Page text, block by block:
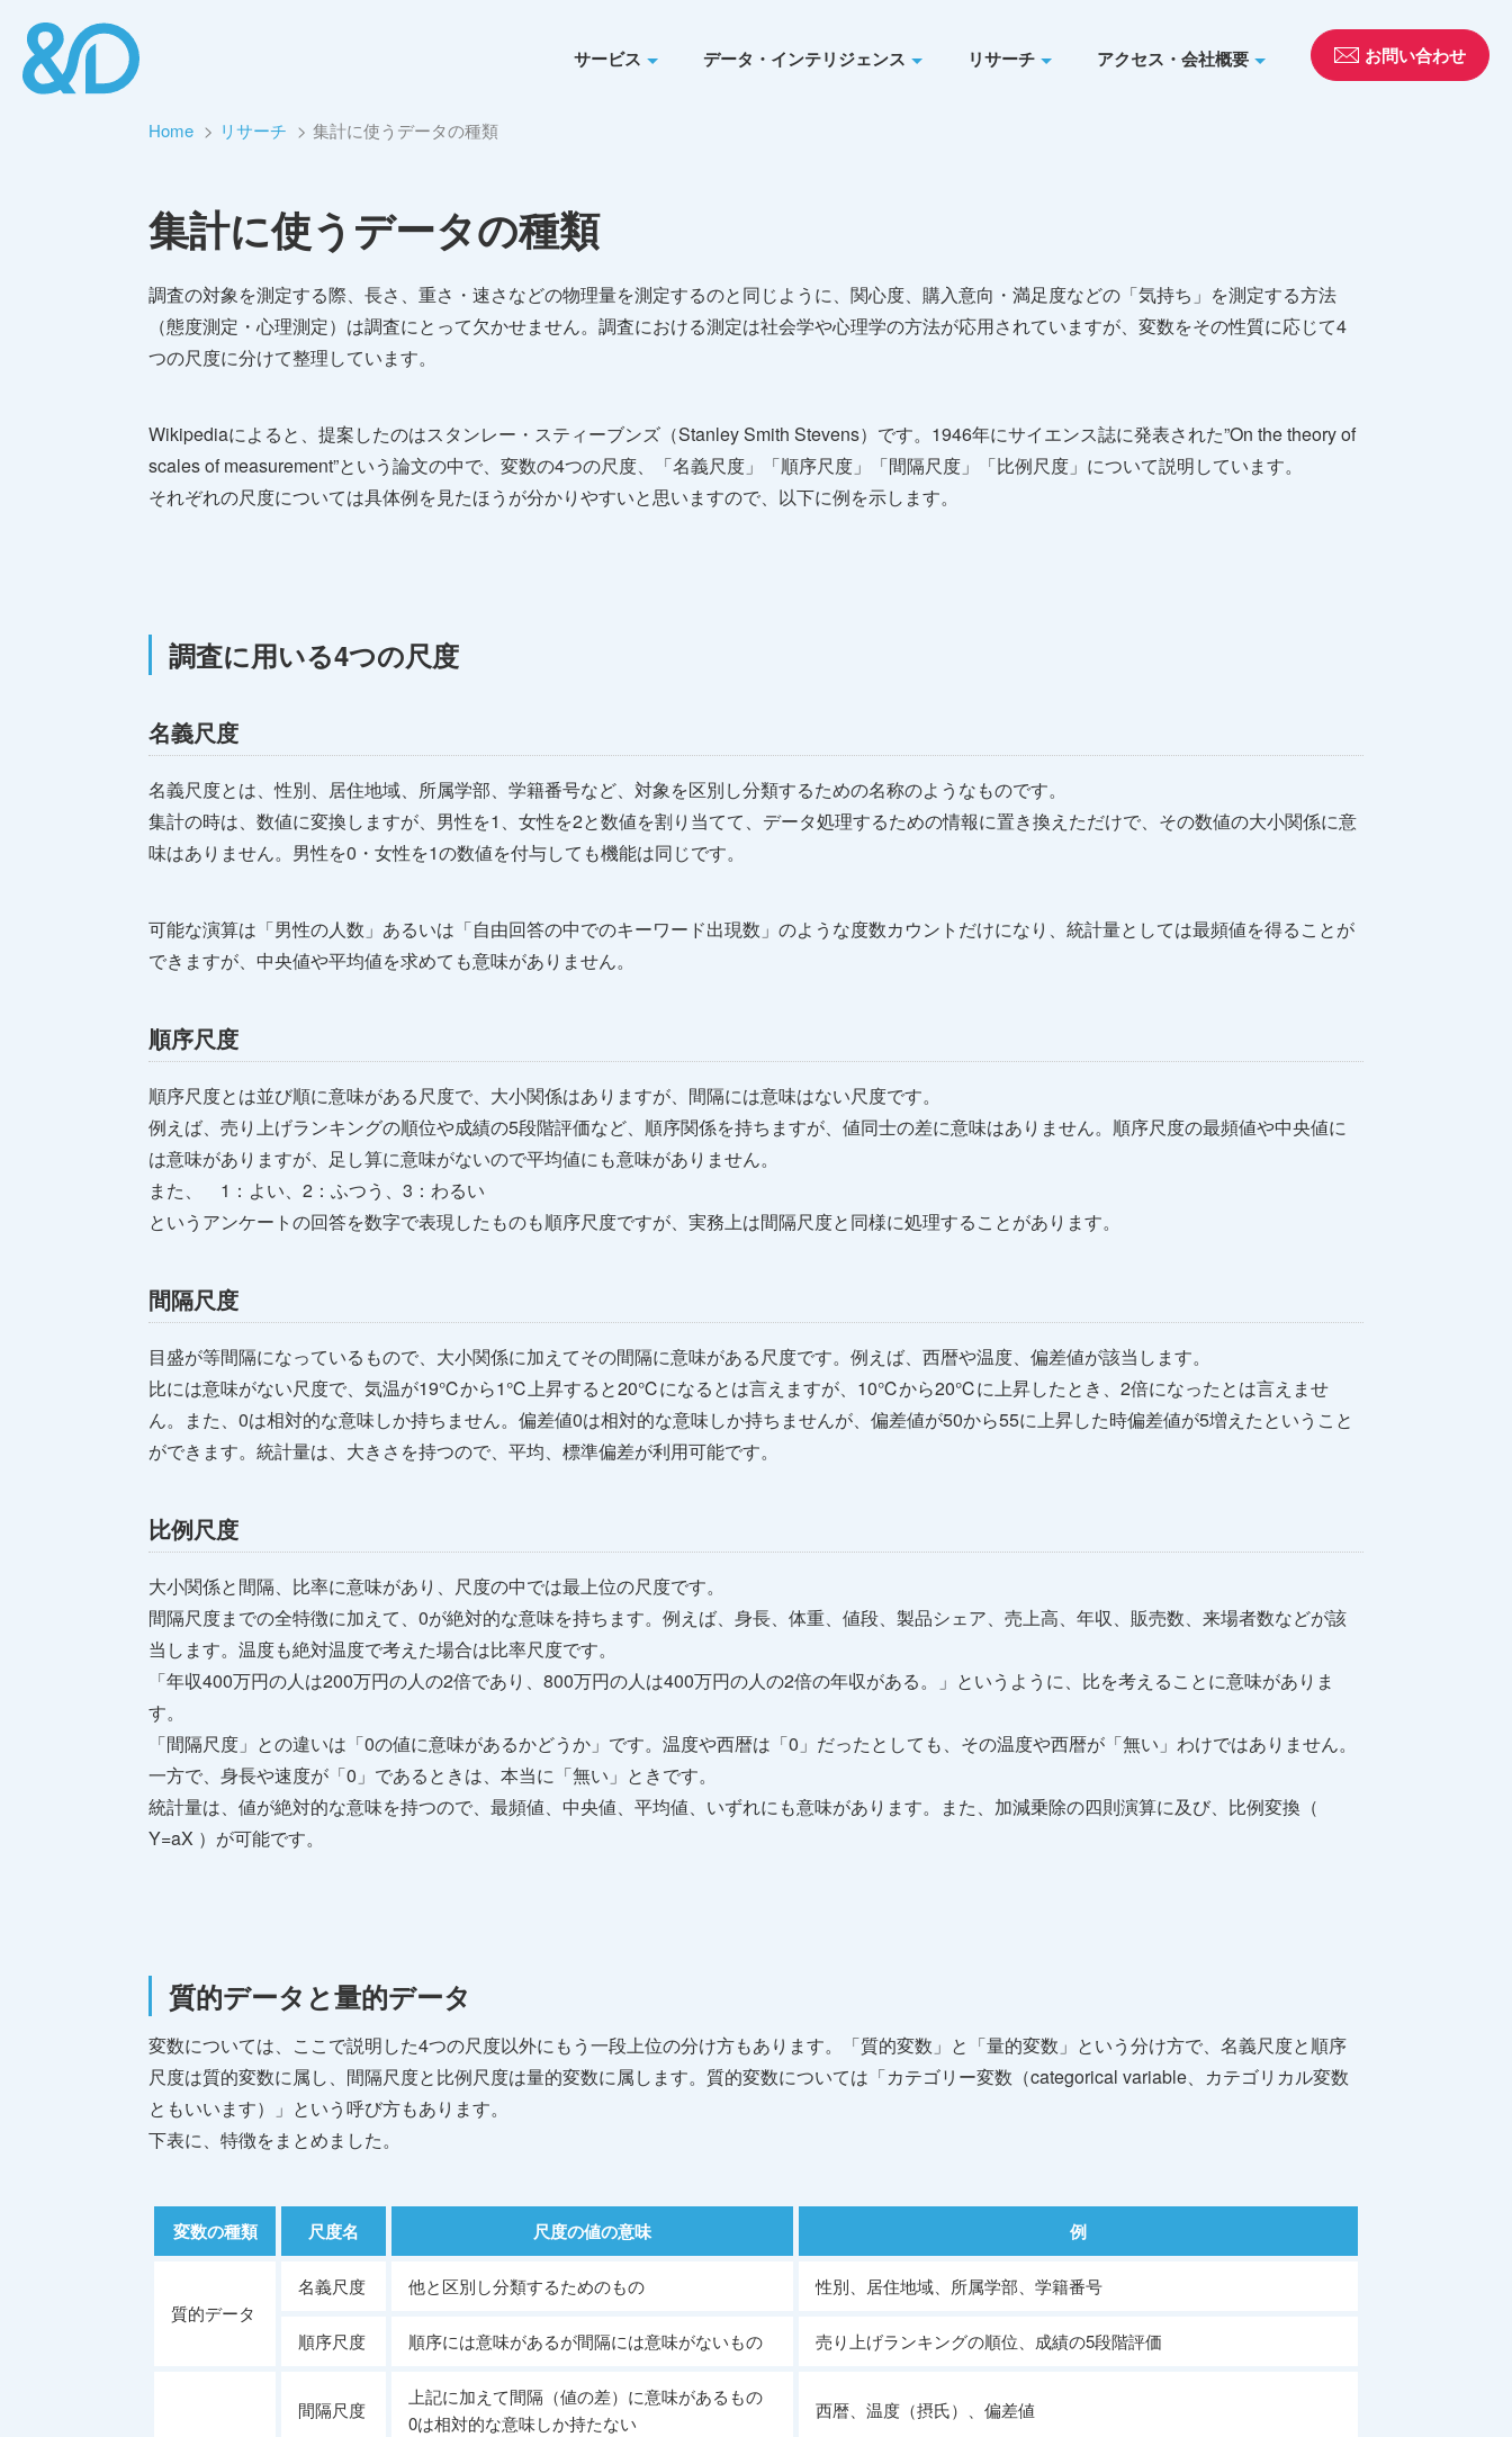
サービス データ・インテリジェンス リサーチ アクセス・会社概要 お問い合わせ
Home リサーチ 集計に使うデータの種類
集計に使うデータの種類
調査の対象を測定する際、長さ、重さ・速さなどの物理量を測定するのと同じように、関心度、購入意向・満足度などの「気持ち」を測定する方法
（態度測定・心理測定）は調査にとって欠かせません。調査における測定は社会学や心理学の方法が応用されていますが、変数をその性質に応じて4
つの尺度に分けて整理しています。
Wikipediaによると、提案したのはスタンレー・スティーブンズ（Stanley Smith Stevens）です。1946年にサイエンス誌に発表された”On the theory of
scales of measurement”という論文の中で、変数の4つの尺度、「名義尺度」「順序尺度」「間隔尺度」「比例尺度」について説明しています。
それぞれの尺度については具体例を見たほうが分かりやすいと思いますので、以下に例を示します。
調査に用いる4つの尺度
名義尺度
名義尺度とは、性別、居住地域、所属学部、学籍番号など、対象を区別し分類するための名称のようなものです。
集計の時は、数値に変換しますが、男性を1、女性を2と数値を割り当てて、データ処理するための情報に置き換えただけで、その数値の大小関係に意
味はありません。男性を0・女性を1の数値を付与しても機能は同じです。
可能な演算は「男性の人数」あるいは「自由回答の中でのキーワード出現数」のような度数カウントだけになり、統計量としては最頻値を得ることが
できますが、中央値や平均値を求めても意味がありません。
順序尺度
順序尺度とは並び順に意味がある尺度で、大小関係はありますが、間隔には意味はない尺度です。
例えば、売り上げランキングの順位や成績の5段階評価など、順序関係を持ちますが、値同士の差に意味はありません。順序尺度の最頻値や中央値に
は意味がありますが、足し算に意味がないので平均値にも意味がありません。
また、 1：よい、2：ふつう、3：わるい
というアンケートの回答を数字で表現したものも順序尺度ですが、実務上は間隔尺度と同様に処理することがあります。
間隔尺度
目盛が等間隔になっているもので、大小関係に加えてその間隔に意味がある尺度です。例えば、西暦や温度、偏差値が該当します。
比には意味がない尺度で、気温が19℃から1℃上昇すると20℃になるとは言えますが、10℃から20℃に上昇したとき、2倍になったとは言えませ
ん。また、0は相対的な意味しか持ちません。偏差値0は相対的な意味しか持ちませんが、偏差値が50から55に上昇した時偏差値が5増えたということ
ができます。統計量は、大きさを持つので、平均、標準偏差が利用可能です。
比例尺度
大小関係と間隔、比率に意味があり、尺度の中では最上位の尺度です。
間隔尺度までの全特徴に加えて、0が絶対的な意味を持ちます。例えば、身長、体重、値段、製品シェア、売上高、年収、販売数、来場者数などが該
当します。温度も絶対温度で考えた場合は比率尺度です。
「年収400万円の人は200万円の人の2倍であり、800万円の人は400万円の人の2倍の年収がある。」というように、比を考えることに意味がありま
す。
「間隔尺度」との違いは「0の値に意味があるかどうか」です。温度や西暦は「0」だったとしても、その温度や西暦が「無い」わけではありません。
一方で、身長や速度が「0」であるときは、本当に「無い」ときです。
統計量は、値が絶対的な意味を持つので、最頻値、中央値、平均値、いずれにも意味があります。また、加減乗除の四則演算に及び、比例変換（
Y=aX ）が可能です。
質的データと量的データ
変数については、ここで説明した4つの尺度以外にもう一段上位の分け方もあります。「質的変数」と「量的変数」という分け方で、名義尺度と順序
尺度は質的変数に属し、間隔尺度と比例尺度は量的変数に属します。質的変数については「カテゴリー変数（categorical variable、カテゴリカル変数
ともいいます）」という呼び方もあります。
下表に、特徴をまとめました。
変数の種類 尺度名 尺度の値の意味 例
質的データ
名義尺度 他と区別し分類するためのもの 性別、居住地域、所属学部、学籍番号
順序尺度 順序には意味があるが間隔には意味がないもの 売り上げランキングの順位、成績の5段階評価
間隔尺度
上記に加えて間隔（値の差）に意味があるもの
0は相対的な意味しか持たない
西暦、温度（摂氏）、偏差値